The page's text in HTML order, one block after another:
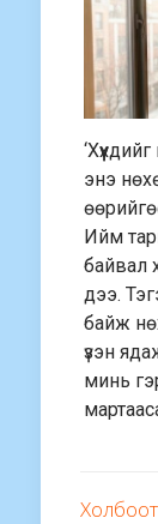
энэ
Ийм
байвал
дээ.
байж
үзэн
минь